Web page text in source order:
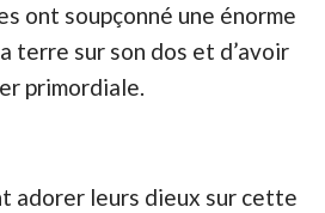
ont soupçonné une énorme
terre sur son dos et d’avoir
primordiale.
adorer leurs dieux sur cette